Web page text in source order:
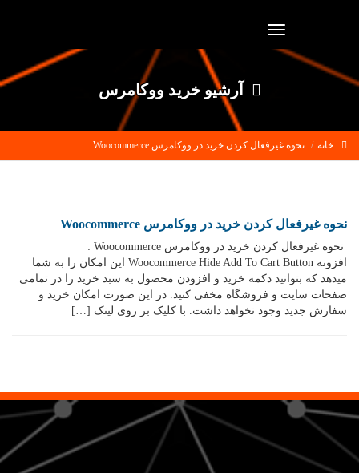
Toggle
navigation
آرشیو خرید ووکامرس
خانه نحوه غیرفعال کردن خرید در ووکامرس Woocommerce
نحوه غیرفعال کردن خرید در ووکامرس Woocommerce
نحوه غیرفعال کردن خرید در ووکامرس Woocommerce :
افزونه Woocommerce Hide Add To Cart Button این امکان را به شما
میدهد که بتوانید دکمه خرید و افزودن محصول به سبد خرید را در تمامی
صفحات سایت و فروشگاه مخفی کنید. در این صورت امکان خرید و
سفارش جدید وجود نخواهد داشت. با کلیک بر روی لینک […]